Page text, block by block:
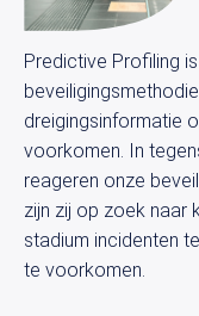
Predictive Profiling
dreigingsinformatie
voorkomen. In
reageren onze
zijn zij op zoek naar
stadium incidenten
te voorkomen.